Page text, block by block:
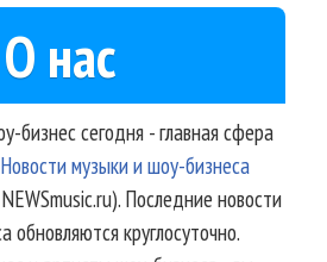
О нас
бизнес сегодня - главная сфера
музыки и шоу-бизнеса
Последние новости
обновляются круглосуточно.